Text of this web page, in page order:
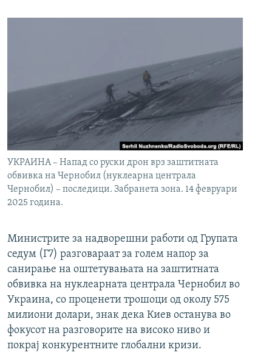
УКРАИНА – Напад со руски дрон врз заштитната
обвивка на Чернобил (нуклеарна централа
Чернобил) – последици. Забранета зона. 14 февруари
2025 година.
Министрите за надворешни работи од Групата
седум (Г7) разговараат за голем напор за
санирање на оштетувањата на заштитната
обвивка на нуклеарната централа Чернобил во
Украина, со проценети трошоци од околу 575
милиони долари, знак дека Киев останува во
фокусот на разговорите на високо ниво и
покрај конкурентните глобални кризи.